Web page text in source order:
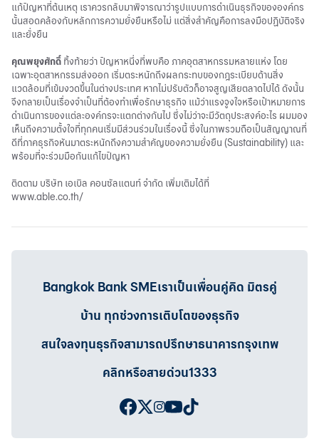
แก้ปัญหาที่ต้นเหตุ เราควรกลับมาพิจารณาว่ารูปแบบการดำเนินธุรกิจขององค์กร
นั้นสอดคล้องกับหลักการความยั่งยืนหรือไม่ แต่สิ่งสำคัญคือการลงมือปฏิบัติจริง
และยั่งยืน
คุณพยุงศักดิ์ ทิ้งท้ายว่า ปัญหาหนึ่งที่พบคือ ภาคอุตสาหกรรมหลายแห่ง โดย
เฉพาะอุตสาหกรรมส่งออก เริ่มตระหนักถึงผลกระทบของกฎระเบียบด้านสิ่ง
แวดล้อมที่เข้มงวดขึ้นในต่างประเทศ หากไม่ปรับตัวก็อาจสูญเสียตลาดไปได้ ดังนั้น
จึงกลายเป็นเรื่องจำเป็นที่ต้องทำเพื่อรักษาธุรกิจ แม้ว่าแรงจูงใจหรือเป้าหมายการ
ดำเนินการของแต่ละองค์กรจะแตกต่างกันไป ซึ่งไม่ว่าจะมีวัตถุประสงค์อะไร ผมมอง
เห็นถึงความตั้งใจที่ทุกคนเริ่มมีส่วนร่วมในเรื่องนี้ ซึ่งในภาพรวมถือเป็นสัญญาณที่
ดีที่ภาคธุรกิจหันมาตระหนักถึงความสำคัญของความยั่งยืน (Sustainability) และ
พร้อมที่จะร่วมมือกันแก้ไขปัญหา
ติดตาม บริษัท เอเบิล คอนซัลแตนท์ จำกัด เพิ่มเติมได้ที่
www.able.co.th/
Bangkok Bank SMEเราเป็นเพื่อนคู่คิด มิตรคู่
บ้าน ทุกช่วงการเติบโตของธุรกิจ
สนใจลงทุนธุรกิจสามารถปรึกษาธนาคารกรุงเทพ
คลิกหรือสายด่วน1333